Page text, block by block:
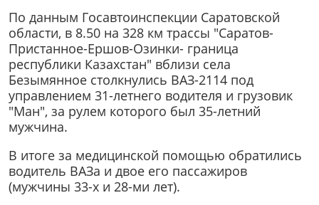
По данным Госавтоинспекции Саратовской
области, в 8.50 на 328 км трассы "Саратов-
Пристанное-Ершов-Озинки- граница
республики Казахстан" вблизи села
Безымянное столкнулись ВАЗ-2114 под
управлением 31-летнего водителя и грузовик
"Ман", за рулем которого был 35-летний
мужчина.
В итоге за медицинской помощью обратились
водитель ВАЗа и двое его пассажиров
(мужчины 33-х и 28-ми лет).